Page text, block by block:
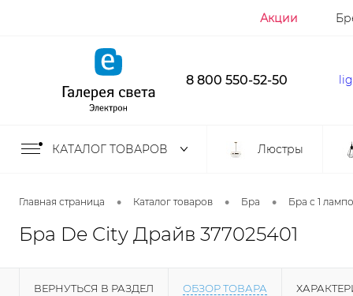
Акции
8 800 550-52-50
КАТАЛОГ ТОВАРОВ Люстры
Главная страница • Каталог товаров • Бра • Бра с 1
Бра De City Драйв 377025401
ВЕРНУТЬСЯ В РАЗДЕЛ ОБЗОР ТОВАРА